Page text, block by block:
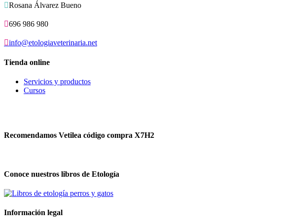
Rosana Álvarez Bueno
696 986 980
info@etologiaveterinaria.net
Tienda online
Servicios y productos
Cursos
Recomendamos Vetilea código compra X7H2
Conoce nuestros libros de Etología
Información legal